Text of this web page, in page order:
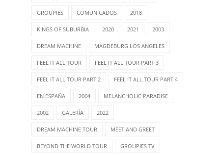
GROUPIES COMUNICADOS 2018
KINGS OF SUBURBIA 2020 2021 2003
DREAM MACHINE MAGDEBURG LOS ANGELES
FEEL IT ALL TOUR FEEL IT ALL TOUR PART 3
FEEL IT ALL TOUR PART 2 FEEL IT ALL TOUR PART 4
EN ESPAÑA 2004 MELANCHOLIC PARADISE
2002 GALERÍA 2022
DREAM MACHINE TOUR MEET AND GREET
BEYOND THE WORLD TOUR GROUPIES TV